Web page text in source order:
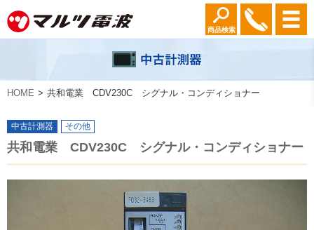
商品検索
HOME 共和電業 CDV230C シグナル・コンディショナー
中古計測器 その他
共和電業 CDV230C シグナル・コンディショナー